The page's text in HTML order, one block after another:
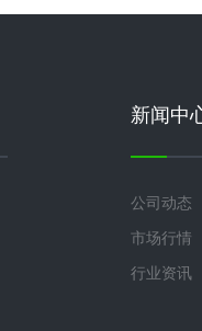
新闻中
公司动态
市场行情
行业资讯